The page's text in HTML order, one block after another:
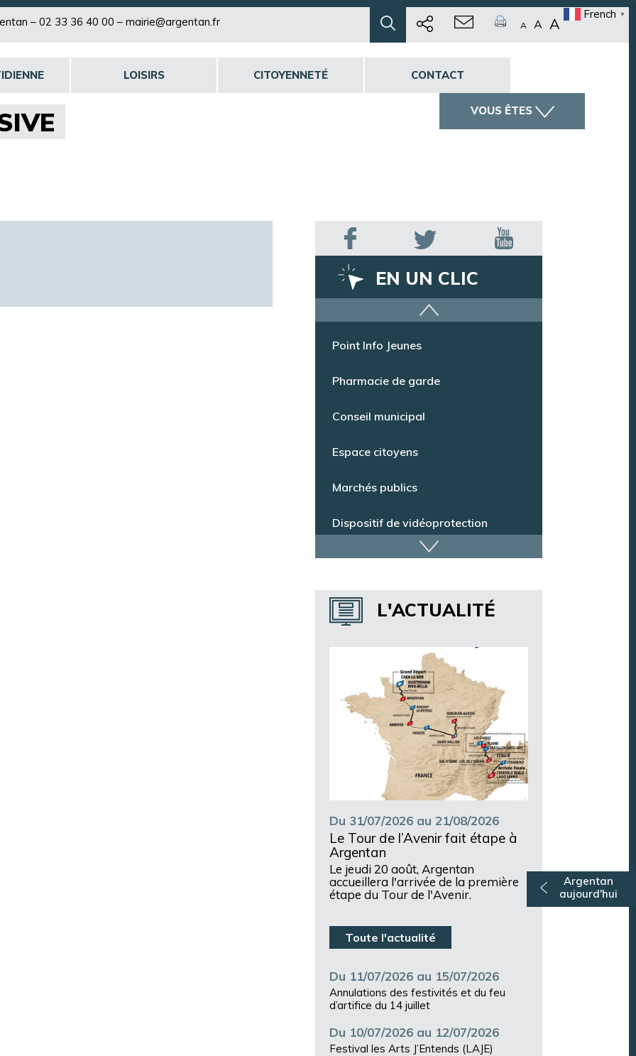
– 02 33 36 40 00 – mairie@argentan.fr A A A
French ▼
LOISIRS CITOYENNETÉ CONTACT
VOUS ÊTES
Argentan
aujourd'hui
EN UN CLIC
Offres d’emploi
Point Info Jeunes
Pharmacie de garde
Conseil municipal
Espace citoyens
Marchés publics
Dispositif de vidéoprotection
Annuaire des services
Annuaire des associations
Argentan Aujourd’hui
L'ACTUALITÉ
Du 31/07/2026 au 21/08/2026
Le Tour de l’Avenir fait étape à
Argentan
Le jeudi 20 août, Argentan
accueillera l'arrivée de la première
étape du Tour de l'Avenir.
Toute l'actualité
Du 11/07/2026 au 15/07/2026
Annulations des festivités et du feu
d’artifice du 14 juillet
Du 10/07/2026 au 12/07/2026
Festival les Arts J’Entends (LAJE)